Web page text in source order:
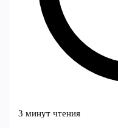
3 минут чтения